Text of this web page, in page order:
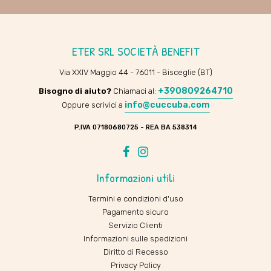
ETER SRL SOCIETÀ BENEFIT
Via XXIV Maggio 44 - 76011 - Bisceglie (BT)
Bisogno di aiuto? Chiamaci al: +390809264710
Oppure scrivici a info@cuccuba.com
P.IVA 07180680725 - REA BA 538314
Facebook
Informazioni utili
Termini e condizioni d'uso
Pagamento sicuro
Servizio Clienti
Informazioni sulle spedizioni
Diritto di Recesso
Privacy Policy